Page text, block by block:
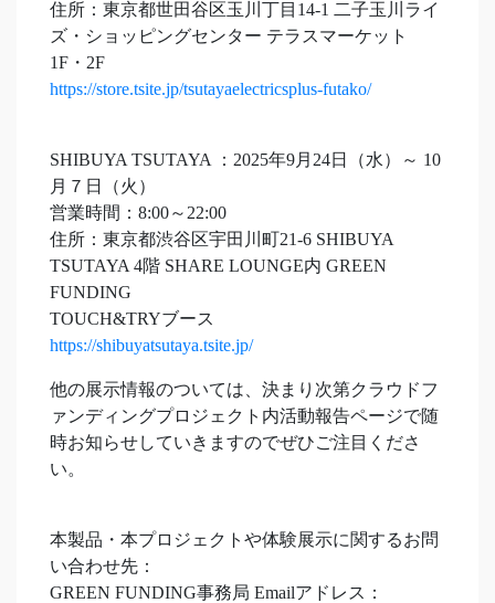
住所：東京都世田谷区玉川丁目14-1 二子玉川ライ
ズ・ショッピングセンター テラスマーケット
1F・2F
https://store.tsite.jp/tsutayaelectricsplus-futako/
SHIBUYA TSUTAYA ：2025年9月24日（水）～ 10
月７日（火）
営業時間：8:00～22:00
住所：東京都渋谷区宇田川町21-6 SHIBUYA
TSUTAYA 4階 SHARE LOUNGE内 GREEN
FUNDING
TOUCH&TRYブース
https://shibuyatsutaya.tsite.jp/
他の展示情報のついては、決まり次第クラウドフ
ァンディングプロジェクト内活動報告ページで随
時お知らせしていきますのでぜひご注目くださ
い。
本製品・本プロジェクトや体験展示に関するお問
い合わせ先：
GREEN FUNDING事務局 Emailアドレス：